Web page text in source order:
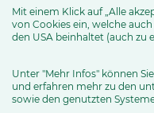
BICO Zweirad
dem VSF, sowie
Helfen auch Sie den
Mit einem Klick auf „Alle
von Cookies ein, welche
den USA beinhaltet (auch zu
Unter "Mehr Infos" können
und erfahren mehr zu den
sowie den genutzten